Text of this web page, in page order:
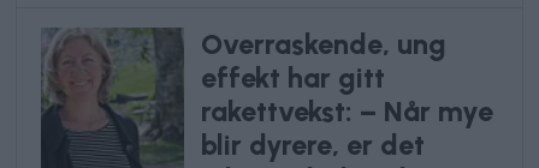
Overraskende, ung
effekt har gitt
rakettvekst: – Når mye
blir dyrere, er det